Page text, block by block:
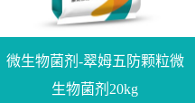
微生物菌剂-翠姆五防颗粒微
生物菌剂20kg